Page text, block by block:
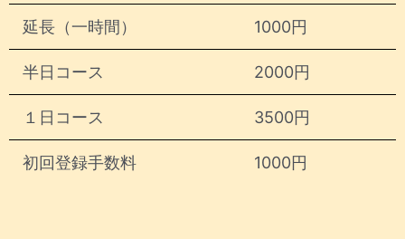
延長（一時間） 1000円
半日コース 2000円
１日コース 3500円
初回登録手数料 1000円